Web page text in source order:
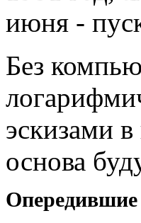
июня -
Без
эскизами
основа